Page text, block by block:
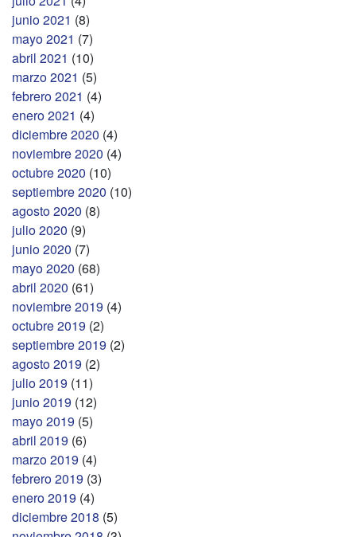
junio 2021 (8)
mayo 2021 (7)
abril 2021 (10)
marzo 2021 (5)
febrero 2021 (4)
enero 2021 (4)
diciembre 2020 (4)
noviembre 2020 (4)
octubre 2020 (10)
septiembre 2020 (10)
agosto 2020 (8)
julio 2020 (9)
junio 2020 (7)
mayo 2020 (68)
abril 2020 (61)
noviembre 2019 (4)
octubre 2019 (2)
septiembre 2019 (2)
agosto 2019 (2)
julio 2019 (11)
junio 2019 (12)
mayo 2019 (5)
abril 2019 (6)
marzo 2019 (4)
febrero 2019 (3)
enero 2019 (4)
diciembre 2018 (5)